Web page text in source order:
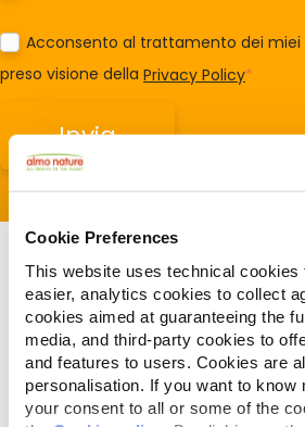
Cookie Preferences
This website uses technical cookies
easier, analytics cookies to collect
cookies aimed at guaranteeing the
media, and third-party cookies to
and features to users. Cookies are
personalisation. If you want to know
your consent to all or some of the
Acconsento al trattamento dei miei
preso visione della Privacy Policy*
Articles